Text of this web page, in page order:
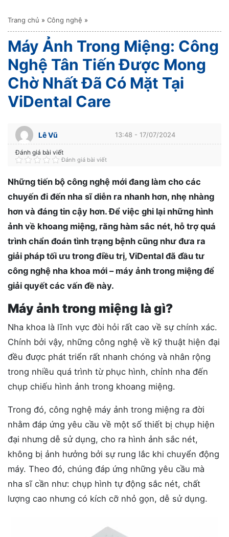
Trang chủ » Công nghệ »
Máy Ảnh Trong Miệng: Công
Nghệ Tân Tiến Được Mong
Chờ Nhất Đã Có Mặt Tại
ViDental Care
Lê Vũ 13:48 - 17/07/2024
Đánh giá bài viết
Đánh giá bài viết
Những tiến bộ công nghệ mới đang làm cho các
chuyến đi đến nha sĩ diễn ra nhanh hơn, nhẹ nhàng
hơn và đáng tin cậy hơn. Để việc ghi lại những hình
ảnh về khoang miệng, răng hàm sắc nét, hỗ trợ quá
trình chẩn đoán tình trạng bệnh cũng như đưa ra
giải pháp tối ưu trong điều trị, ViDental đã đầu tư
công nghệ nha khoa mới – máy ảnh trong miệng để
giải quyết các vấn đề này.
Máy ảnh trong miệng là gì?
Nha khoa là lĩnh vực đòi hỏi rất cao về sự chính xác.
Chính bởi vậy, những công nghệ về kỹ thuật hiện đại
đều được phát triển rất nhanh chóng và nhân rộng
trong nhiều quá trình từ phục hình, chỉnh nha đến
chụp chiếu hình ảnh trong khoang miệng.
Trong đó, công nghệ máy ảnh trong miệng ra đời
nhằm đáp ứng yêu cầu về một số thiết bị chụp hiện
đại nhưng dễ sử dụng, cho ra hình ảnh sắc nét,
không bị ảnh hưởng bởi sự rung lắc khi chuyển động
máy. Theo đó, chúng đáp ứng những yêu cầu mà
nha sĩ cần như: chụp hình tự động sắc nét, chất
lượng cao nhưng có kích cỡ nhỏ gọn, dễ sử dụng.